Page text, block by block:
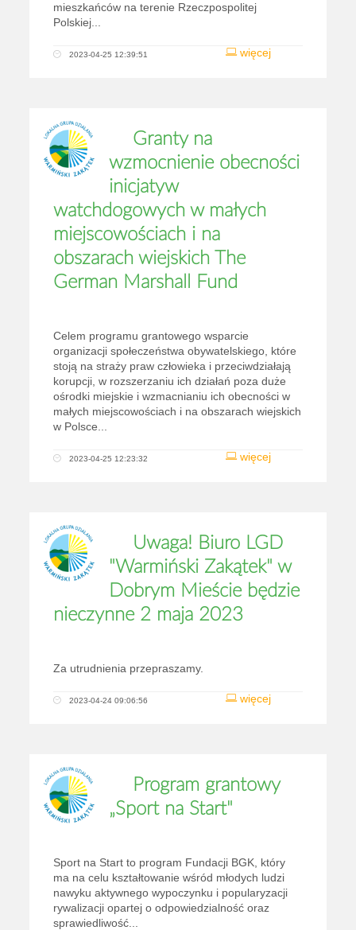
mieszkańców na terenie Rzeczpospolitej
Polskiej...
więcej
2023-04-25 12:39:51
Granty na
wzmocnienie obecności
inicjatyw
watchdogowych w małych
miejscowościach i na
obszarach wiejskich The
German Marshall Fund
Celem programu grantowego wsparcie
organizacji społeczeństwa obywatelskiego, które
stoją na straży praw człowieka i przeciwdziałają
korupcji, w rozszerzaniu ich działań poza duże
ośrodki miejskie i wzmacnianiu ich obecności w
małych miejscowościach i na obszarach wiejskich
w Polsce...
więcej
2023-04-25 12:23:32
Uwaga! Biuro LGD
"Warmiński Zakątek" w
Dobrym Mieście będzie
nieczynne 2 maja 2023
Za utrudnienia przepraszamy.
więcej
2023-04-24 09:06:56
Program grantowy
„Sport na Start"
Sport na Start to program Fundacji BGK, który
ma na celu kształtowanie wśród młodych ludzi
nawyku aktywnego wypoczynku i popularyzacji
rywalizacji opartej o odpowiedzialność oraz
sprawiedliwość...